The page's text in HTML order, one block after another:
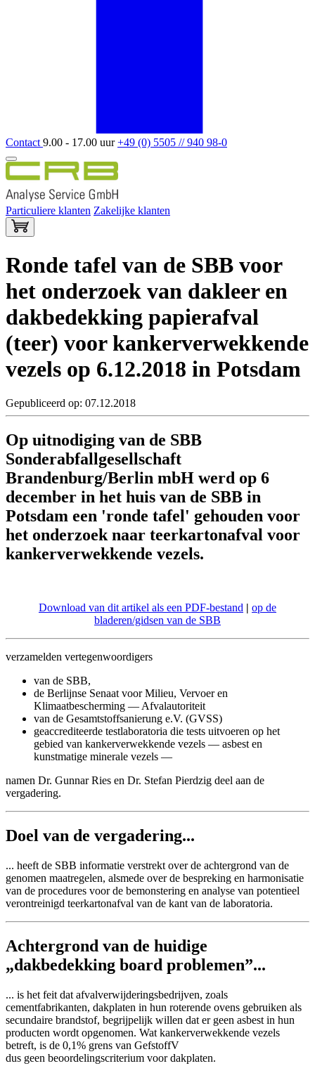
Contact 9.00 - 17.00 uur+49 (0) 5505 // 940 98-0
Particuliere klanten Zakelijke klanten
Ronde tafel van de SBB voor
het onderzoek van dakleer en
dakbedekking papierafval
(teer) voor kankerverwekkende
vezels op 6.12.2018 in Potsdam
Gepubliceerd op: 07.12.2018
Op uitnodiging van de SBB
Sonderabfallgesellschaft
Brandenburg/Berlin mbH werd op 6
december in het huis van de SBB in
Potsdam een 'ronde tafel' gehouden voor
het onderzoek naar teerkartonafval voor
kankerverwekkende vezels.
Download van dit artikel als een PDF-bestand | op de
bladeren/gidsen van de SBB
verzamelden vertegenwoordigers
van de SBB,
de Berlijnse Senaat voor Milieu, Vervoer en
Klimaatbescherming — Afvalautoriteit
van de Gesamtstoffsanierung e.V. (GVSS)
geaccrediteerde testlaboratoria die tests uitvoeren op het
gebied van kankerverwekkende vezels — asbest en
kunstmatige minerale vezels —
namen Dr. Gunnar Ries en Dr. Stefan Pierdzig deel aan de
vergadering.
Doel van de vergadering...
... heeft de SBB informatie verstrekt over de achtergrond van de
genomen maatregelen, alsmede over de bespreking en harmonisatie
van de procedures voor de bemonstering en analyse van potentieel
verontreinigd teerkartonafval van de kant van de laboratoria.
Achtergrond van de huidige
„dakbedekking board problemen”...
... is het feit dat afvalverwijderingsbedrijven, zoals
cementfabrikanten, dakplaten in hun roterende ovens gebruiken als
secundaire brandstof, begrijpelijk willen dat er geen asbest in hun
producten wordt opgenomen. Wat kankerverwekkende vezels
betreft, is de 0,1% grens van GefstoffV
dus geen beoordelingscriterium voor dakplaten.